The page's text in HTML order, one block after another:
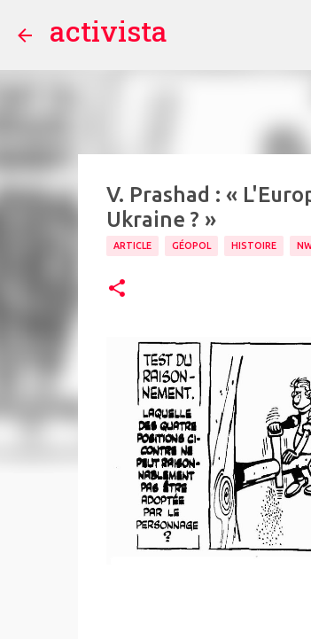
activista
V. Prashad : «
Ukraine ? »
ARTICLE GÉOPOL HISTOIRE